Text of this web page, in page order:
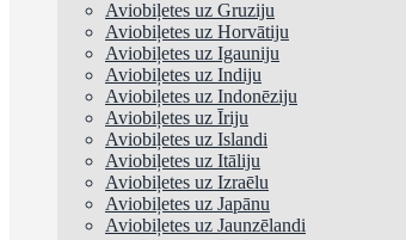
Aviobiļetes uz Gruziju
Aviobiļetes uz Horvātiju
Aviobiļetes uz Igauniju
Aviobiļetes uz Indiju
Aviobiļetes uz Indonēziju
Aviobiļetes uz Īriju
Aviobiļetes uz Islandi
Aviobiļetes uz Itāliju
Aviobiļetes uz Izraēlu
Aviobiļetes uz Japānu
Aviobiļetes uz Jaunzēlandi